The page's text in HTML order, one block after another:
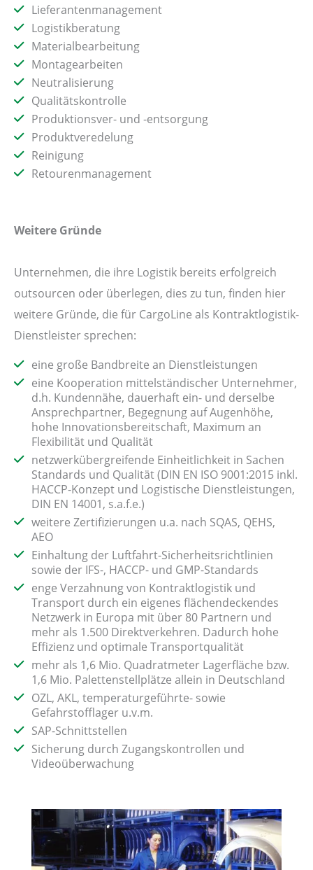
Lieferantenmanagement
Logistikberatung
Materialbearbeitung
Montagearbeiten
Neutralisierung
Qualitätskontrolle
Produktionsver- und -entsorgung
Produktveredelung
Reinigung
Retourenmanagement
Weitere Gründe
Unternehmen, die ihre Logistik bereits erfolgreich
outsourcen oder überlegen, dies zu tun, finden hier
weitere Gründe, die für CargoLine als Kontraktlogistik-
Dienstleister sprechen:
eine große Bandbreite an Dienstleistungen
eine Kooperation mittelständischer Unternehmer,
d.h. Kundennähe, dauerhaft ein- und derselbe
Ansprechpartner, Begegnung auf Augenhöhe,
hohe Innovationsbereitschaft, Maximum an
Flexibilität und Qualität
netzwerkübergreifende Einheitlichkeit in Sachen
Standards und Qualität (DIN EN ISO 9001:2015 inkl.
HACCP-Konzept und Logistische Dienstleistungen,
DIN EN 14001, s.a.f.e.)
weitere Zertifizierungen u.a. nach SQAS, QEHS,
AEO
Einhaltung der Luftfahrt-Sicherheitsrichtlinien
sowie der IFS-, HACCP- und GMP-Standards
enge Verzahnung von Kontraktlogistik und
Transport durch ein eigenes flächendeckendes
Netzwerk in Europa mit über 80 Partnern und
mehr als 1.500 Direktverkehren. Dadurch hohe
Effizienz und optimale Transportqualität
mehr als 1,6 Mio. Quadratmeter Lagerfläche bzw.
1,6 Mio. Palettenstellplätze allein in Deutschland
OZL, AKL, temperaturgeführte- sowie
Gefahrstofflager u.v.m.
SAP-Schnittstellen
Sicherung durch Zugangskontrollen und
Videoüberwachung